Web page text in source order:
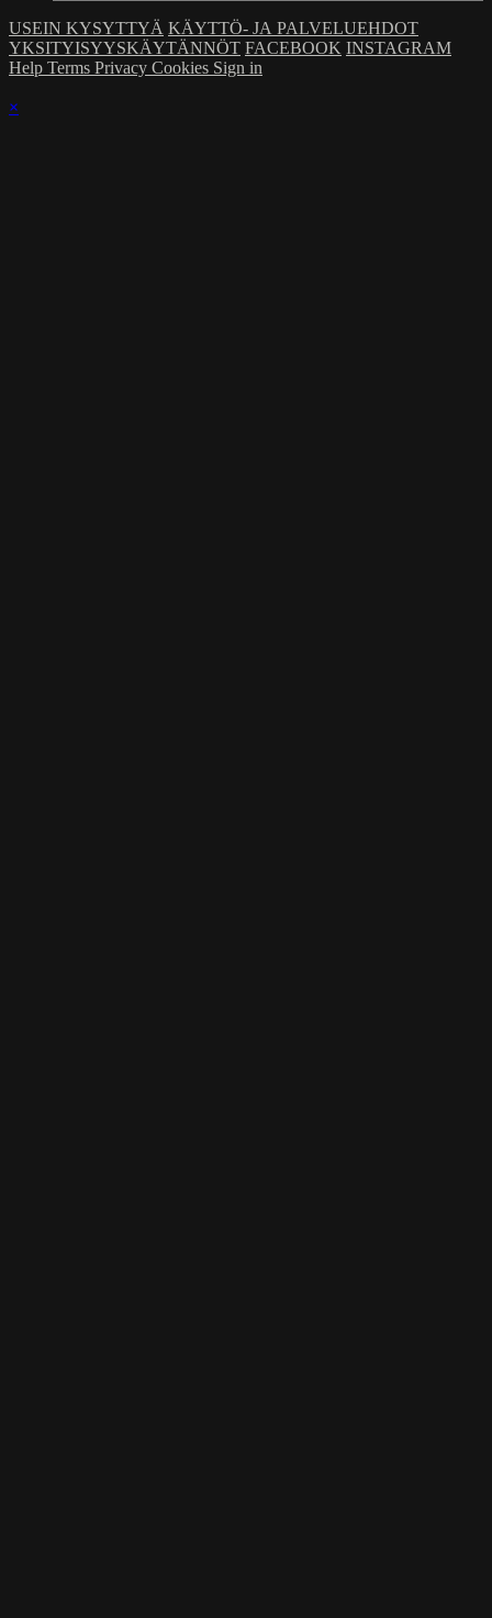
USEIN KYSYTTYÄ KÄYTTÖ- JA PALVELUEHDOT
YKSITYISYYSKÄYTÄNNÖT FACEBOOK INSTAGRAM
Help Terms Privacy Cookies Sign in
×